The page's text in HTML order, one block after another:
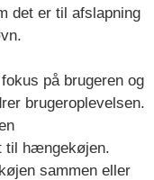
det er til afslapning
på brugeren og
brugeroplevelsen.
til hængekøjen.
sammen eller